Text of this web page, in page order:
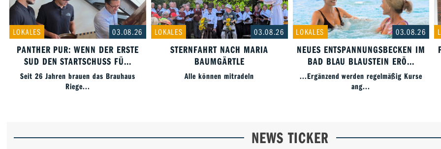
LOKALES 03.08.26
PANTHER PUR: WENN DER ERSTE
SUD DEN STARTSCHUSS FÜ...
Seit 26 Jahren brauen das Brauhaus
Riege...
LOKALES 03.08.26
STERNFAHRT NACH MARIA
BAUMGÄRTLE
Alle können mitradeln
LOKALES 03.08.26
NEUES ENTSPANNUNGSBECKEN IM
BAD BLAU BLAUSTEIN ERÖ...
...Ergänzend werden regelmäßig Kurse
ang...
NEWS TICKER